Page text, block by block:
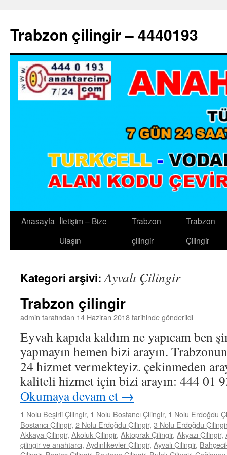
Trabzon çilingir – 4440193
İçeriğe
Anasayfa İletişim – Bize
Ulaşın
Trabzon
çilingir
Trabzon
Çilingir
Kategori arşivi:Ayvalı Çilingir
Trabzon çilingir
admin tarafından 14 Haziran 2018tarihinde gönderildi
Eyvah kapıda kaldım ne yapıcam ben
yapmayın hemen bizi arayın.
24 hizmet vermekteyiz. çekinmeden
kaliteli hizmet için bizi arayın: 444 01
Okumaya devam et →
1 Nolu Beşirli Çilingir, 1 Nolu Bostancı Çilingir, 1 Nolu Erdoğdu
Bostancı Çilingir, 2 Nolu Erdoğdu Çilingir, 3 Nolu Erdoğdu Çilingir
Akkaya Çilingir, Akoluk Çilingir, Aktoprak Çilingir, Akyazı Çilingir,
çilingir ve anahtarcı, Aydınlıkevler Çilingir, Ayvalı Çilingir,